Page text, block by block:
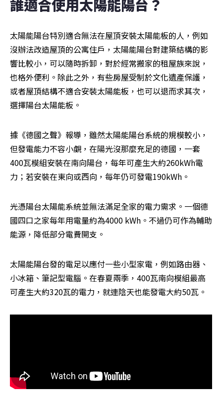
誰適合使用太陽能陽台？
太陽能陽台特別適合無法在屋頂安裝太陽能板的人，例如
沒辦法改造屋頂的公寓住戶，太陽能陽台對建築結構的影
響比較小，可以隨時拆卸，對於經常搬家的租屋族來說，
也格外便利。除此之外，有些房屋受制於文化遺產保護，
或者屋頂結構不適合安裝太陽能板，也可以退而求其次，
選擇陽台太陽能板。
據《德國之聲》報導，雖然太陽能陽台系統的規模較小，
但發電能力不容小覷，在陽光沒那麼充足的德國，一套
400瓦模組安裝在南向陽台，每年可產生大約260kWh電
力；若安裝在東向或西向，每年仍可發電190kWh。
光憑陽台太陽能系統並無法滿足全家的電力需求。一個德
國四口之家每年用電量約為4000 kWh。不過仍可作為輔助
能源，降低部分電費開支。
太陽能陽台發的電足以應付一些小型家電，例如路由器、
小冰箱、筆記型電腦。在春夏兩季，400瓦南向模組最高
可產生大約320瓦的電力，就連陰天也能發電大約50瓦。